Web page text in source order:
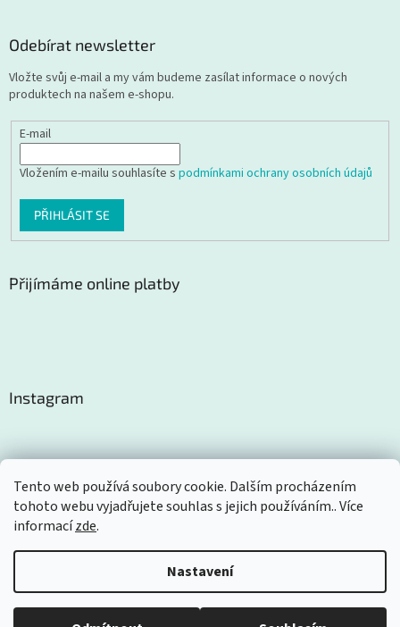
Tento web používá soubory cookie. Dalším procházením
tohoto webu vyjadřujete souhlas s jejich používáním.. Více
informacízde.
Nastavení
Odebírat newsletter
Vložte svůj e-mail a my vám budeme zasílat informace o nových
produktech na našem e-shopu.
E-mail
Vložením e-mailu souhlasíte s podmínkami ochrany osobních údajů
PŘIHLÁSIT SE
Přijímáme online platby
Instagram
Sledovat na Instagramu
Vytvořil Shoptet